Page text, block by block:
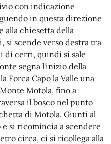
con indicazione
in questa direzione
alla chiesetta della
si scende verso destra tra
di cerri, quindi si sale
segna l'inizio della
Forca Capo la Valle una
Motola, fino a
il bosco nel punto
di Motola. Giunti al
si ricomincia a scendere
circa, ci si ricollega alla